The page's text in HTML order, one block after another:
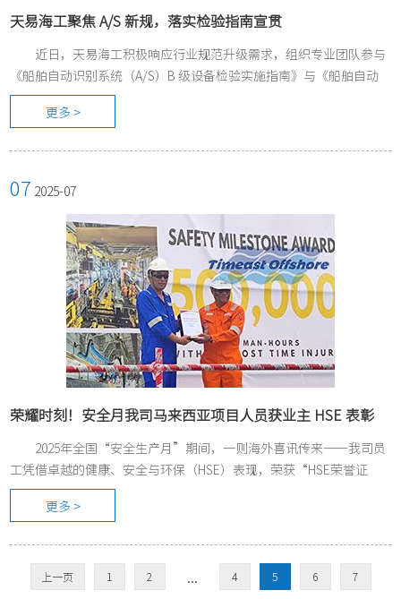
天易海工聚焦 A/S 新规，落实检验指南宣贯
近日，天易海工积极响应行业规范升级需求，组织专业团队参与
《船舶自动识别系统（A/S）B 级设备检验实施指南》与《船舶自动
识别系统（A/S）营运检验指南》视频宣贯会。此次培训聚焦船舶安
全核心领域，为提升海事检验技术水平注入新动能。
更多 >
07 2025-07
荣耀时刻！安全月我司马来西亚项目人员获业主 HSE 表彰
2025年全国“安全生产月”期间，一则海外喜讯传来——我司员
工凭借卓越的健康、安全与环保（HSE）表现，荣获“HSE荣誉证
书”。
更多 >
上一页 1 2 ... 4 5 6 7